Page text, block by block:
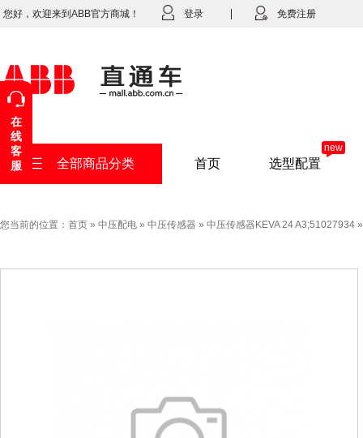
您好，欢迎来到ABB官方商城！ 登录 免费注册
全部商品分类 首页 选型配置
new
您当前的位置： 首页 » 中压配电 » 中压传感器 » 中压传感器KEVA 24 A3;51027934 »
在
线
客
服